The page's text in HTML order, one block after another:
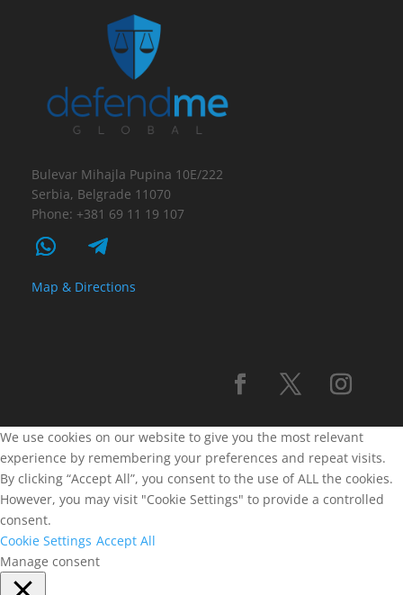
Bulevar Mihajla Pupina 10E/222
Serbia, Belgrade 11070
Phone: +381 69 11 19 107
Map & Directions
We use cookies on our website to give you the most relevant
experience by remembering your preferences and repeat visits.
By clicking “Accept All”, you consent to the use of ALL the cookies.
However, you may visit "Cookie Settings" to provide a controlled
consent.
Cookie Settings Accept All
Manage consent